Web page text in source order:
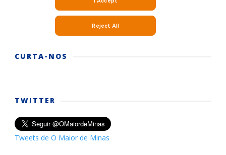
CURTA-NOS
TWITTER
Tweets de O Maior de Minas